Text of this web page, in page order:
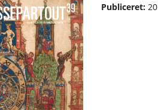
Publiceret: